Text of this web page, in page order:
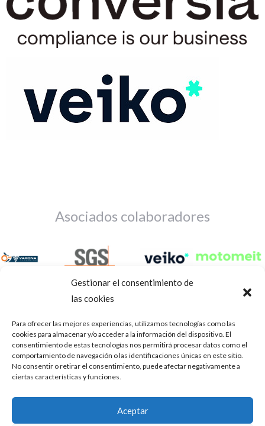
Gestionar el consentimiento de
las cookies
Para ofrecer las mejores experiencias, utilizamos tecnologías como las
cookies para almacenar y/o acceder a la información del dispositivo. El
consentimiento de estas tecnologías nos permitirá procesar datos como el
comportamiento de navegación o las identificaciones únicas en este sitio.
No consentir o retirar el consentimiento, puede afectar negativamente a
ciertas características y funciones.
Aceptar
Asociados colaboradores
Aviso Legal Política de privacidad Portal de transparencia